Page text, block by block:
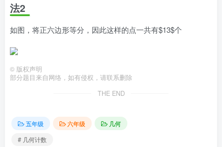
法2
如图，将正六边形等分，因此这样的点一共有$13$个
© 版权声明
部分题目来自网络，如有侵权，请联系删除
THE END
五年级 六年级
几何
# 几何计数